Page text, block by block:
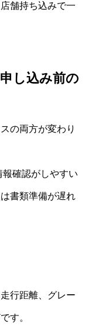
舗持ち込みで一
し込み前の
の両方が変わり
確認がしやすい
書類準備が遅れ
行距離、グレー
す。